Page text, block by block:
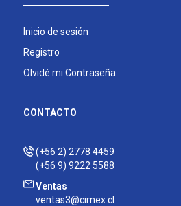
Inicio de sesión
Registro
Olvidé mi Contraseña
CONTACTO
(+56 2) 2778 4459
(+56 9) 9222 5588
Ventas
ventas3@cimex.cl